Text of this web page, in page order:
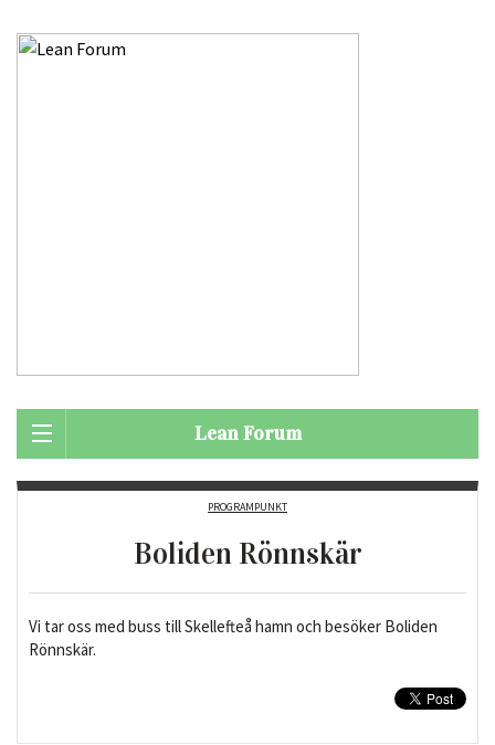
Lean Forum
PROGRAMPUNKT
Boliden Rönnskär
Vi tar oss med buss till Skellefteå hamn och besöker Boliden
Rönnskär.